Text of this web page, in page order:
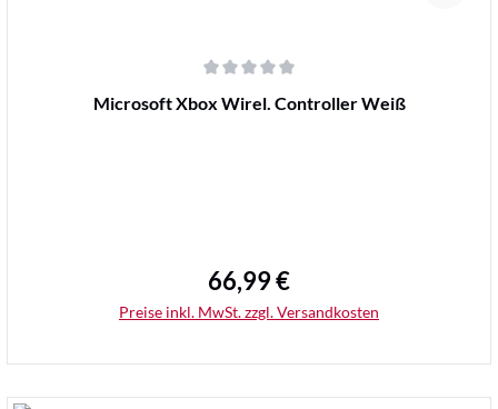
Durchschnittliche Bewertung von 0 von 5 Sternen
Microsoft Xbox Wirel. Controller Weiß
Regulärer Preis:
66,99 €
Preise inkl. MwSt. zzgl. Versandkosten